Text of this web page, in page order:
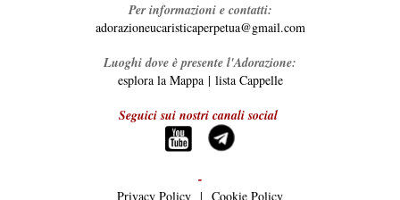
Per informazioni e contatti:
adorazioneucaristicaperpetua@gmail.com
Luoghi dove è presente l'Adorazione:
esplora la Mappa| lista Cappelle
Seguici sui nostri canali social
-
Privacy Policy | Cookie Policy